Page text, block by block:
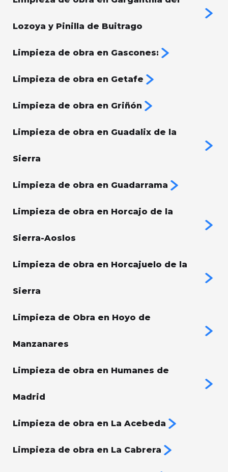
Lozoya y Pinilla de Buitrago
Limpieza de obra en Gascones:
Limpieza de obra en Getafe
Limpieza de obra en Griñón
Limpieza de obra en Guadalix de la
Sierra
Limpieza de obra en Guadarrama
Limpieza de obra en Horcajo de la
Sierra-Aoslos
Limpieza de obra en Horcajuelo de la
Sierra
Limpieza de Obra en Hoyo de
Manzanares
Limpieza de obra en Humanes de
Madrid
Limpieza de obra en La Acebeda
Limpieza de obra en La Cabrera